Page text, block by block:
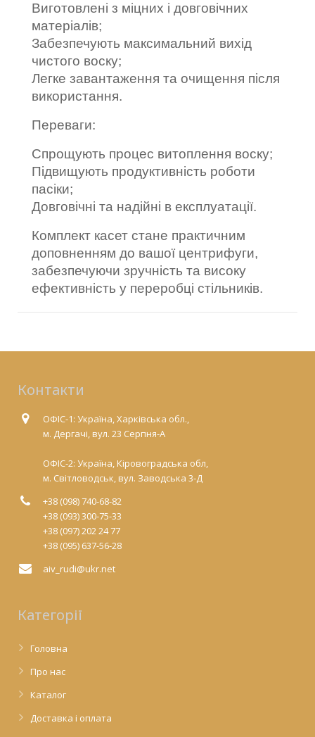
Виготовлені з міцних і довговічних
матеріалів;
Забезпечують максимальний вихід
чистого воску;
Легке завантаження та очищення після
використання.
Переваги:
Спрощують процес витоплення воску;
Підвищують продуктивність роботи
пасіки;
Довговічні та надійні в експлуатації.
Комплект касет стане практичним
доповненням до вашої центрифуги,
забезпечуючи зручність та високу
ефективність у переробці стільників.
Контакти
ОФІС-1: Україна, Харківська обл.,
м. Дергачі, вул. 23 Серпня-А
ОФІС-2: Україна, Кіровоградська обл,
м. Світловодськ, вул. Заводська 3-Д
+38 (098) 740-68-82
+38 (093) 300-75-33
+38 (097) 202 24 77
+38 (095) 637-56-28
aiv_rudi@ukr.net
Категорії
Головна
Про нас
Каталог
Доставка і оплата